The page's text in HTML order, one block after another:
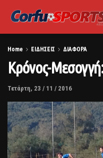
Home ΕΙΔΗΣΕΙΣ ΔΙΑΦΟΡΑ
Κρόνος-
Τετάρτη, 23 / 11 / 2016